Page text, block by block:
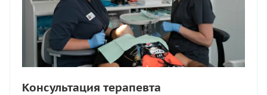
Консультация терапевта